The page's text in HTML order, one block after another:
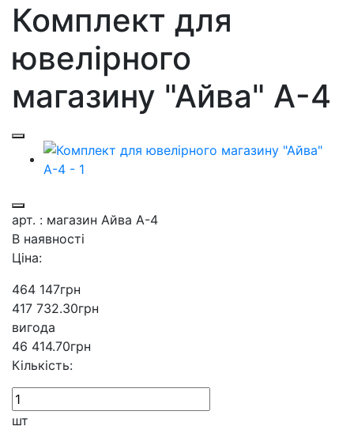
Комплект для
ювелірного
магазину "Айва" А-4
арт. : магазин Айва А-4
В наявності
Ціна:
464 147грн
417 732.30грн
вигода
46 414.70грн
Кількість:
шт